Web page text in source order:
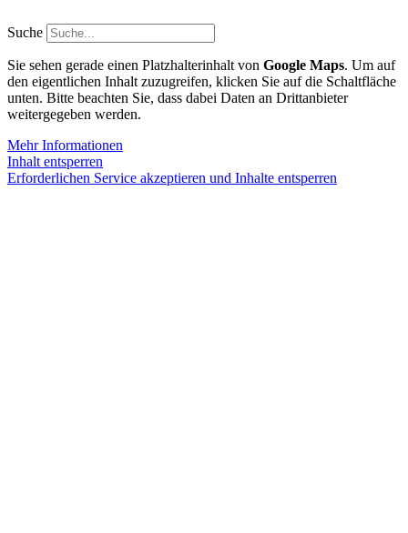
Inhalt
springen
Suche
Sie sehen gerade einen Platzhalterinhalt von Google Maps. Um auf
den eigentlichen Inhalt zuzugreifen, klicken Sie auf die Schaltfläche
unten. Bitte beachten Sie, dass dabei Daten an Drittanbieter
weitergegeben werden.
Mehr Informationen
Inhalt entsperren
Erforderlichen Service akzeptieren und Inhalte entsperren